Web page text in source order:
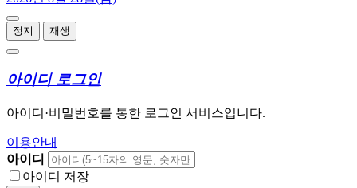
정지 재생
아이디 로그인
아이디·비밀번호를 통한 로그인 서비스입니다.
이용안내
아이디
아이디 저장